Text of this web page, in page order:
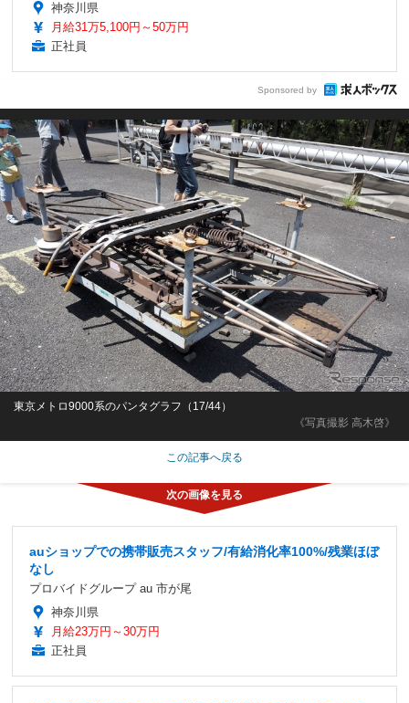
神奈川県
月給31万5,100円～50万円
正社員
Sponsored by
《写真撮影 高木啓》
東京メトロ9000系のパンタグラフ（17/44）
この記事へ戻る
auショップでの携帯販売スタッフ/有給消化率100%/残業ほぼ
なし
プロバイドグループ au 市が尾
神奈川県
月給23万円～30万円
正社員